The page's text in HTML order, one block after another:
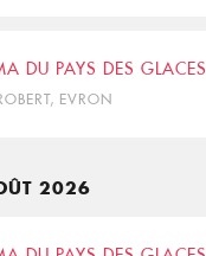
DU PAYS DES GLACES
EVRON
2026